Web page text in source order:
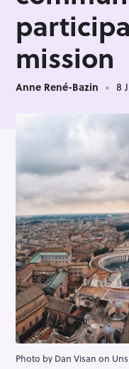
mission
Anne René-Bazin 8
Photo by Dan Visan on